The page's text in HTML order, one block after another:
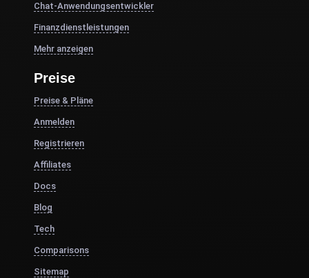
Chat-Anwendungsentwickler
Finanzdienstleistungen
Mehr anzeigen
Preise
Preise & Pläne
Anmelden
Registrieren
Affiliates
Docs
Blog
Tech
Comparisons
Sitemap